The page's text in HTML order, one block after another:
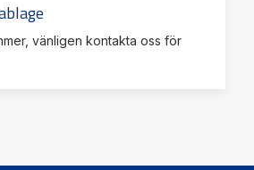
vänligen kontakta oss för